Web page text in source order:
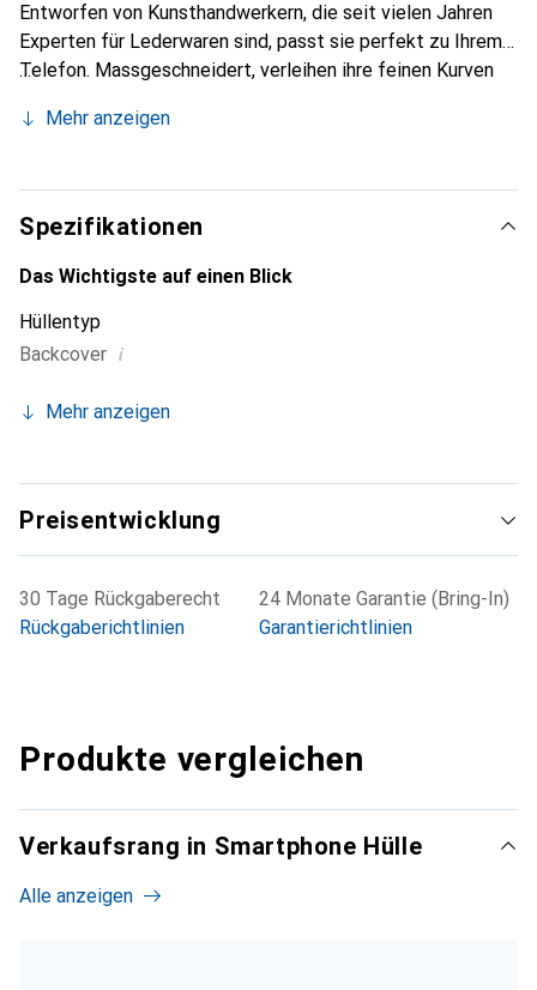
Entworfen von Kunsthandwerkern, die seit vielen Jahren
Experten für Lederwaren sind, passt sie perfekt zu Ihrem
Telefon. Massgeschneidert, verleihen ihre feinen Kurven
unverzichtbaren Accessoire für Ihr Smartphone.
die Marke Noreve eine zuverlässige Wahl für eine
anspruchsvolle Kundschaft.
Mehr anzeigen
Spezifikationen
Das Wichtigste auf einen Blick
Hüllentyp
Backcover i
Mehr anzeigen
Preisentwicklung
30 Tage Rückgaberecht
Rückgaberichtlinien
24 Monate Garantie (Bring-In)
Garantierichtlinien
Produkte vergleichen
Verkaufsrang in Smartphone Hülle
Alle anzeigen